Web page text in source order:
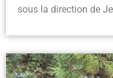
sous la direction de